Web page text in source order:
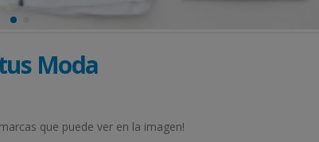
Moda
que puede ver en la imagen!